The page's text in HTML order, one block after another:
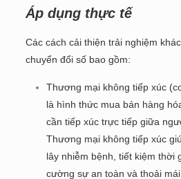
Áp dụng thực tế
Các cách cải thiện trải nghiệm
chuyển đổi số bao gồm:
Thương mại không tiếp xúc
là hình thức mua bán hàng
cần tiếp xúc trực tiếp giữa
Thương mại không tiếp xúc
lây nhiễm bệnh, tiết kiệm thời
cường sự an toàn và thoải